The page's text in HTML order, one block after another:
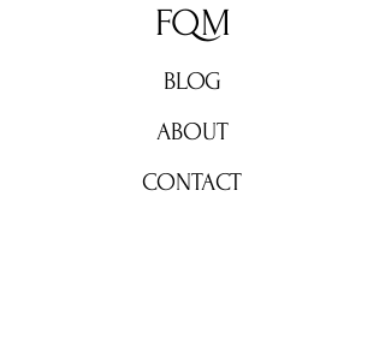
FQM
BLOG
ABOUT
CONTACT